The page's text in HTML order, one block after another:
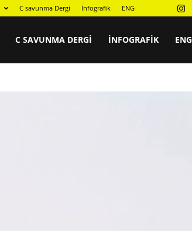
C savunma Dergi İnfografik ENG
C SAVUNMA DERGI İNFOGRAFIK ENG